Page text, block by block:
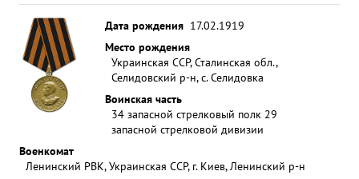
Дата рождения 17.02.1919
Место рождения
Украинская ССР, Сталинская обл.,
Селидовский р-н, с. Селидовка
Воинская часть
34 запасной стрелковый полк 29
запасной стрелковой дивизии
Военкомат
Ленинский РВК, Украинская ССР, г. Киев, Ленинский р-н